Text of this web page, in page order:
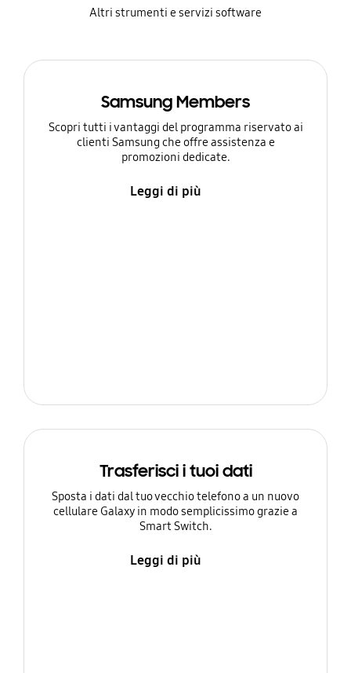
Altri strumenti e servizi software
Samsung Members
Scopri tutti i vantaggi del programma riservato ai
clienti Samsung che offre assistenza e
promozioni dedicate.
Leggi di più
Trasferisci i tuoi dati
Sposta i dati dal tuo vecchio telefono a un nuovo
cellulare Galaxy in modo semplicissimo grazie a
Smart Switch.
Leggi di più